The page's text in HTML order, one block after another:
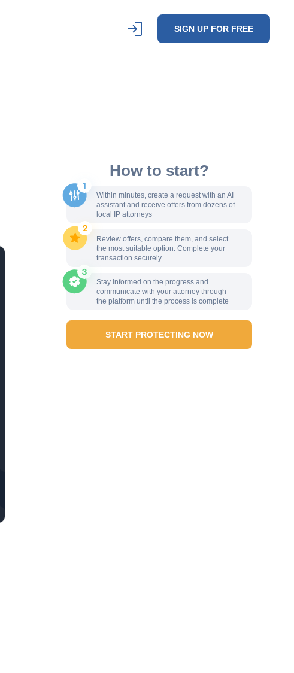
SIGN UP FOR FREE
How to start?
Within minutes, create a request with an AI
assistant and receive offers from dozens of
local IP attorneys
Review offers, compare them, and select
the most suitable option. Complete your
transaction securely
Stay informed on the progress and
communicate with your attorney through
the platform until the process is complete
START PROTECTING NOW